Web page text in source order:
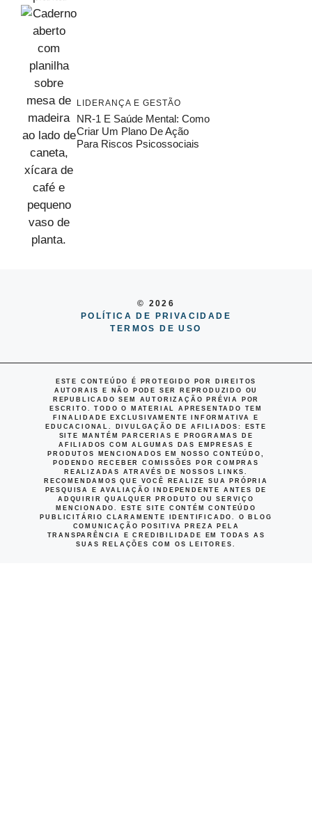
LIDERANÇA E GESTÃO
NR-1 E Saúde Mental: Como
Criar Um Plano De Ação
Para Riscos Psicossociais
© 2026
POLÍTICA DE PRIVACIDADE
TERMOS DE USO
ESTE CONTEÚDO É PROTEGIDO POR DIREITOS
AUTORAIS E NÃO PODE SER REPRODUZIDO OU
REPUBLICADO SEM AUTORIZAÇÃO PRÉVIA POR
ESCRITO. TODO O MATERIAL APRESENTADO TEM
FINALIDADE EXCLUSIVAMENTE INFORMATIVA E
EDUCACIONAL.
DIVULGAÇÃO DE AFILIADOS : ESTE
SITE MANTÉM PARCERIAS E PROGRAMAS DE
AFILIADOS COM ALGUMAS DAS EMPRESAS E
PRODUTOS MENCIONADOS EM NOSSO CONTEÚDO,
PODENDO RECEBER COMISSÕES POR COMPRAS
REALIZADAS ATRAVÉS DE NOSSOS LINKS.
RECOMENDAMOS QUE VOCÊ REALIZE SUA PRÓPRIA
PESQUISA E AVALIAÇÃO INDEPENDENTE ANTES DE
ADQUIRIR QUALQUER PRODUTO OU SERVIÇO
MENCIONADO. ESTE SITE CONTÉM CONTEÚDO
PUBLICITÁRIO CLARAMENTE IDENTIFICADO. O BLOG
COMUNICAÇÃO POSITIVA PREZA PELA
TRANSPARÊNCIA E CREDIBILIDADE EM TODAS AS
SUAS RELAÇÕES COM OS LEITORES.